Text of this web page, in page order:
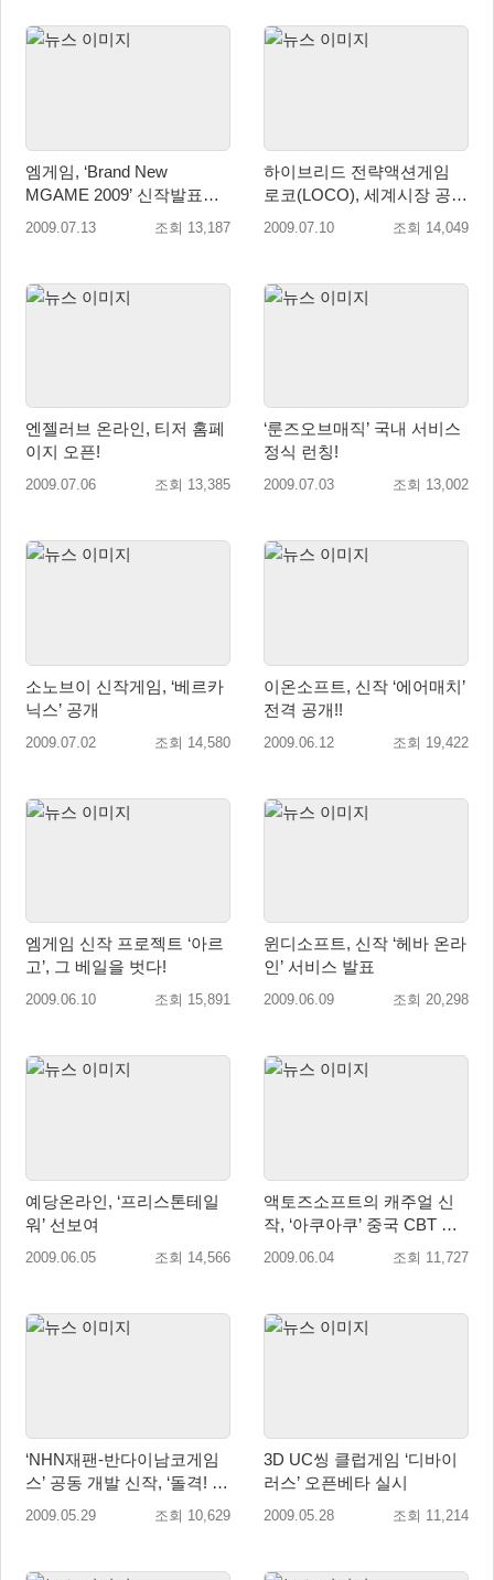
엠게임, ‘Brand New
MGAME 2009’ 신작발표회
개최
2009.07.13 조회 13,187
하이브리드 전략액션게임
로코(LOCO), 세계시장 공략
시동
2009.07.10 조회 14,049
엔젤러브 온라인, 티저 홈페
이지 오픈!
2009.07.06 조회 13,385
‘룬즈오브매직’ 국내 서비스
정식 런칭!
2009.07.03 조회 13,002
소노브이 신작게임, ‘베르카
닉스’ 공개
2009.07.02 조회 14,580
이온소프트, 신작 ‘에어매치’
전격 공개!!
2009.06.12 조회 19,422
엠게임 신작 프로젝트 ‘아르
고’, 그 베일을 벗다!
2009.06.10 조회 15,891
윈디소프트, 신작 ‘헤바 온라
인’ 서비스 발표
2009.06.09 조회 20,298
예당온라인, ‘프리스톤테일
워’ 선보여
2009.06.05 조회 14,566
액토즈소프트의 캐주얼 신
작, ‘아쿠아쿠’ 중국 CBT 시
작
2009.06.04 조회 11,727
‘NHN재팬-반다이남코게임
스’ 공동 개발 신작, ‘돌격! 합
전 스타디움’ 발표
2009.05.29 조회 10,629
3D UC씽 클럽게임 ‘디바이
러스’ 오픈베타 실시
2009.05.28 조회 11,214